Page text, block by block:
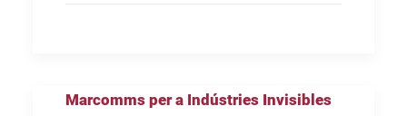
Marcomms per a Indústries Invisibles